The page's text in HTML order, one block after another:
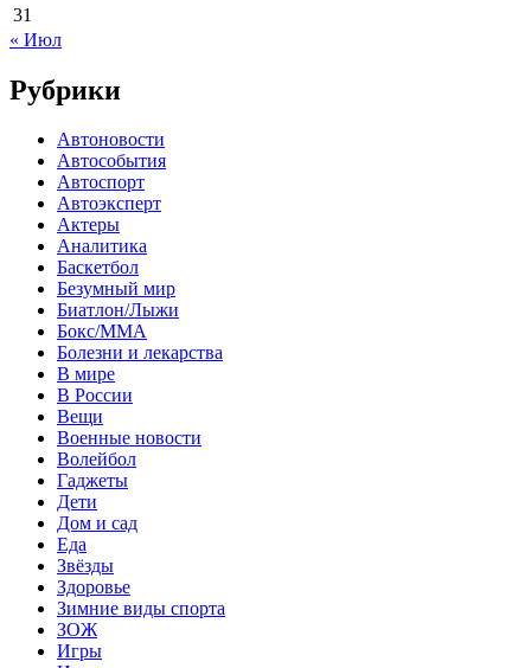
31
« Июл
Рубрики
Автоновости
Автособытия
Автоспорт
Автоэксперт
Актеры
Аналитика
Баскетбол
Безумный мир
Биатлон/Лыжи
Бокс/MMA
Болезни и лекарства
В мире
В России
Вещи
Военные новости
Волейбол
Гаджеты
Дети
Дом и сад
Еда
Звёзды
Здоровье
Зимние виды спорта
ЗОЖ
Игры